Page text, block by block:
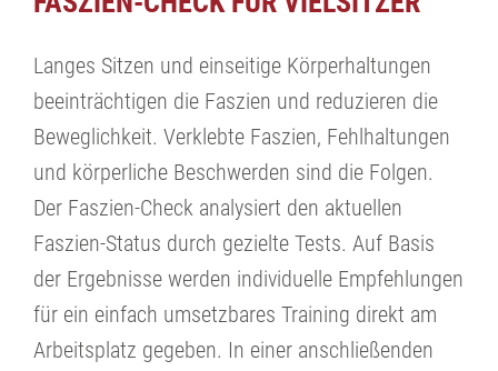
Langes Sitzen und einseitige Körperhaltungen
beeinträchtigen die Faszien und reduzieren die
Beweglichkeit. Verklebte Faszien, Fehlhaltungen
und körperliche Beschwerden sind die Folgen.
Der Faszien-Check analysiert den aktuellen
Faszien-Status durch gezielte Tests. Auf Basis
der Ergebnisse werden individuelle Empfehlungen
für ein einfach umsetzbares Training direkt am
Arbeitsplatz gegeben. In einer anschließenden